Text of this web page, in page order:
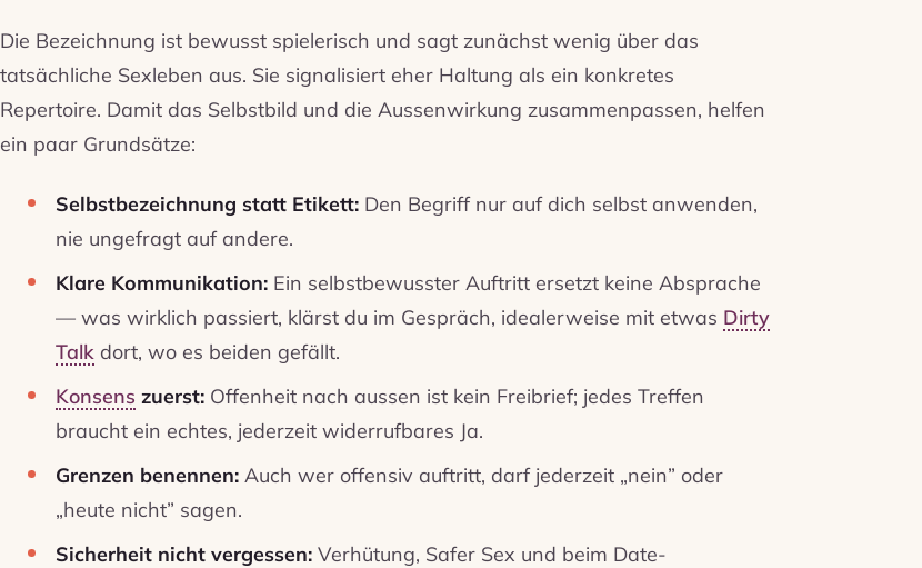
Die Bezeichnung ist bewusst spielerisch und sagt zunächst wenig über das
tatsächliche Sexleben aus. Sie signalisiert eher Haltung als ein konkretes
Repertoire. Damit das Selbstbild und die Aussenwirkung zusammenpassen, helfen
ein paar Grundsätze:
Selbstbezeichnung statt Etikett: Den Begriff nur auf dich selbst anwenden,
nie ungefragt auf andere.
Klare Kommunikation: Ein selbstbewusster Auftritt ersetzt keine Absprache
— was wirklich passiert, klärst du im Gespräch, idealerweise mit etwas Dirty
Talk dort, wo es beiden gefällt.
Konsens zuerst: Offenheit nach aussen ist kein Freibrief; jedes Treffen
braucht ein echtes, jederzeit widerrufbares Ja.
Grenzen benennen: Auch wer offensiv auftritt, darf jederzeit „nein” oder
„heute nicht” sagen.
Sicherheit nicht vergessen: Verhütung, Safer Sex und beim Date-